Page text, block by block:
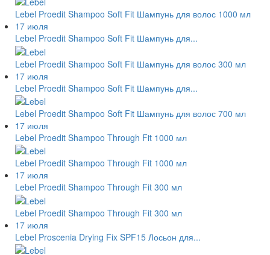
Lebel Proedit Shampoo Soft Fit Шампунь для волос 1000 мл
17 июля
Lebel Proedit Shampoo Soft Fit Шампунь для...
Lebel Proedit Shampoo Soft Fit Шампунь для волос 300 мл
17 июля
Lebel Proedit Shampoo Soft Fit Шампунь для...
Lebel Proedit Shampoo Soft Fit Шампунь для волос 700 мл
17 июля
Lebel Proedit Shampoo Through Fit 1000 мл
Lebel Proedit Shampoo Through Fit 1000 мл
17 июля
Lebel Proedit Shampoo Through Fit 300 мл
Lebel Proedit Shampoo Through Fit 300 мл
17 июля
Lebel Proscenia Drying Fix SPF15 Лосьон для...